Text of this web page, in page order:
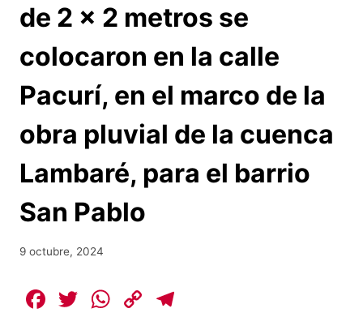
de 2 x 2 metros se
colocaron en la calle
Pacurí, en el marco de la
obra pluvial de la cuenca
Lambaré, para el barrio
San Pablo
9 octubre, 2024
F
T
W C